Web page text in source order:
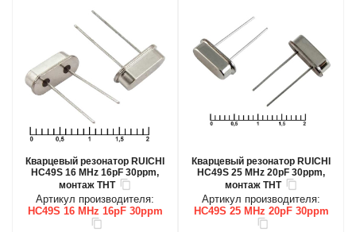
Кварцевый резонатор RUICHI
HC49S 16 MHz 16pF 30ppm,
монтаж THT
Артикул производителя:
HC49S 16 MHz 16pF 30ppm
Кварцевый резонатор RUICHI
HC49S 25 MHz 20pF 30ppm,
монтаж THT
Артикул производителя:
HC49S 25 MHz 20pF 30ppm